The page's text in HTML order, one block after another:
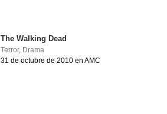
The Walking Dead
Terror, Drama
31 de octubre de 2010 en AMC